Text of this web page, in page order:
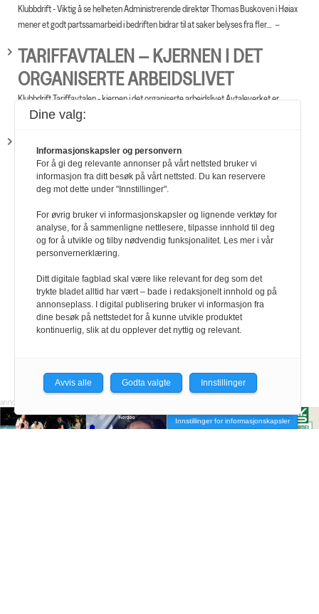
Klubbdrift - Viktig å se helheten Administrerende direktør Thomas Buskoven i Høiax
mener et godt partssamarbeid i bedriften bidrar til at saker belyses fra fler…
TARIFFAVTALEN – KJERNEN I DET
ORGANISERTE ARBEIDSLIVET
Klubbdrift Tariffavtalen - kjernen i det organiserte arbeidslivet Avtaleverket er
opprettet av og utviklet mellom partene i arbeidslivet. Bestemmelsene og retti…
VIKTIG ANGÅENDE KLUBBDRIFTEN I
NEGOTIA
Klubbdrift Viktig angående klubbdriften i Negotia Veiledning. Tips til hvordan
Innstillinger for informasjonskapsler
Dine valg:
Informasjonskapsler og personvern
For å gi deg relevante annonser på vårt nettsted bruker vi
informasjon fra ditt besøk på vårt nettsted. Du kan reservere
deg mot dette under "Innstillinger".
For øvrig bruker vi informasjonskapsler og lignende verktøy for
analyse, for å sammenligne nettlesere, tilpasse innhold til deg
og for å utvikle og tilby nødvendig funksjonalitet. Les mer i vår
personvernerklæring.
Ditt digitale fagblad skal være like relevant for deg som det
trykte bladet alltid har vært – bade i redaksjonelt innhold og på
annonseplass. I digital publisering bruker vi informasjon fra
dine besøk på nettstedet for å kunne utvikle produktet
kontinuerlig, slik at du opplever det nyttig og relevant.
Avvis alle Godta valgte Innstillinger